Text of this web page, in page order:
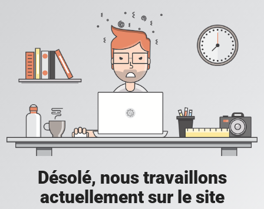
Désolé, nous travaillons
actuellement sur le site